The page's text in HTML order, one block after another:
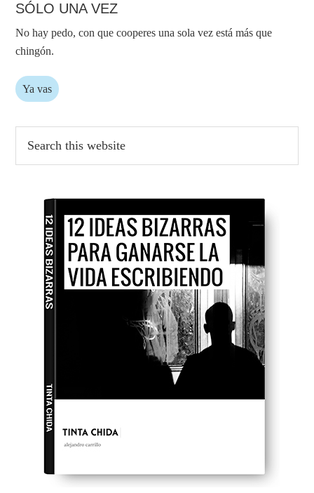
SÓLO UNA VEZ
No hay pedo, con que cooperes una sola vez está más que
chingón.
Ya vas